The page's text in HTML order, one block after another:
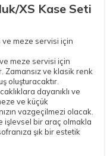
XS Kase Seti
ve meze servisi için
meze servisi için
Zamansız ve klasik renk
oluşturacaktır.
dayanıklı ve
ve küçük
vazgeçilmezi olacak.
işlevsel bir araç olmakla
şık bir estetik